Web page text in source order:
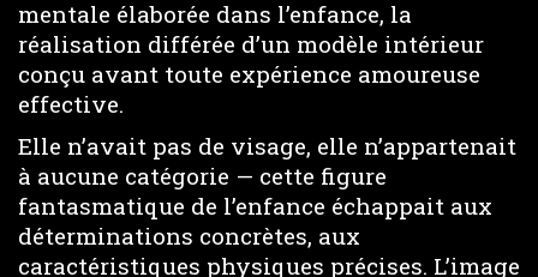
mentale élaborée dans l’enfance, la
réalisation différée d’un modèle intérieur
conçu avant toute expérience amoureuse
effective.
Elle n’avait pas de visage, elle n’appartenait
à aucune catégorie — cette figure
fantasmatique de l’enfance échappait aux
déterminations concrètes, aux
caractéristiques physiques précises. L’image